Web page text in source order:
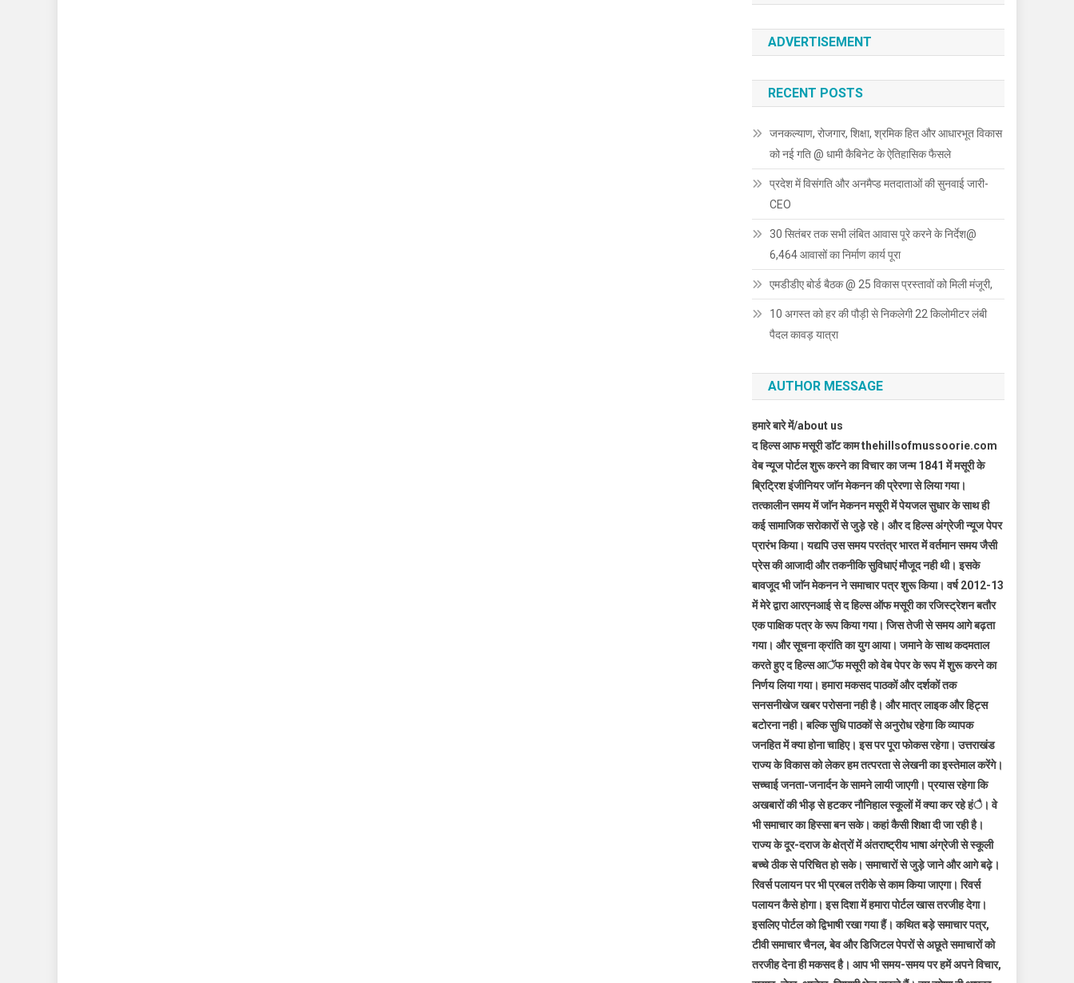
ADVERTISEMENT
RECENT POSTS
जनकल्याण, रोजगार, शिक्षा, श्रमिक हित और आधारभूत विकास
को नई गति @ धामी कैबिनेट के ऐतिहासिक फैसले
प्रदेश में विसंगति और अनमैप्ड मतदाताओं की सुनवाई जारी-
CEO
30 सितंबर तक सभी लंबित आवास पूरे करने के निर्देश@
6,464 आवासों का निर्माण कार्य पूरा
एमडीडीए बोर्ड बैठक @ 25 विकास प्रस्तावों को मिली मंजूरी,
10 अगस्त को हर की पौड़ी से निकलेगी 22 किलोमीटर लंबी
पैदल कावड़ यात्रा
AUTHOR MESSAGE
हमारे बारे में/about us
द हिल्स आफ मसूरी डाॅट काम thehillsofmussoorie.com
वेब न्यूज पोर्टल शुरू करने का विचार का जन्म 1841 में मसूरी के
ब्रिट्रिश इंजीनियर जाॅन मेकनन की प्रेरणा से लिया गया।
तत्कालीन समय में जाॅन मेकनन मसूरी में पेयजल सुधार के साथ ही
कई सामाजिक सरोकारों से जुड़े रहे। और द हिल्स अंग्रेजी न्यूज पेपर
प्रारंभ किया। यद्यपि उस समय परतंत्र भारत में वर्तमान समय जैसी
प्रेस की आजादी और तकनीकि सुविधाएं मौजूद नही थी। इसके
बावजूद भी जाॅन मेकनन ने समाचार पत्र शुरू किया। वर्ष 2012-13
में मेरे द्वारा आरएनआई से द हिल्स ऑफ मसूरी का रजिस्ट्रेशन बतौर
एक पाक्षिक पत्र के रूप किया गया। जिस तेजी से समय आगे बढ़ता
गया। और सूचना क्रांति का युग आया। जमाने के साथ कदमताल
करते हुए द हिल्स आॅफ मसूरी को वेब पेपर के रूप में शुरू करने का
निर्णय लिया गया। हमारा मकसद पाठकों और दर्शकों तक
सनसनीखेज खबर परोसना नही है। और मात्र लाइक और हिट्स
बटोरना नही। बल्कि सुधि पाठकों से अनुरोध रहेगा कि व्यापक
जनहित में क्या होना चाहिए। इस पर पूरा फोकस रहेगा। उत्तराखंड
राज्य के विकास को लेकर हम तत्परता से लेखनी का इस्तेमाल करेंगे।
सच्चाई जनता-जनार्दन के सामने लायी जाएगी। प्रयास रहेगा कि
अखबारों की भीड़ से हटकर नौनिहाल स्कूलों में क्या कर रहे हंै। वे
भी समाचार का हिस्सा बन सके। कहां कैसी शिक्षा दी जा रही है।
राज्य के दूर-दराज के क्षेत्रों में अंतराष्ट्रीय भाषा अंग्रेजी से स्कूली
बच्चे ठीक से परिचित हो सके। समाचारों से जुड़े जाने और आगे बढ़े।
रिवर्स पलायन पर भी प्रबल तरीके से काम किया जाएगा। रिवर्स
पलायन कैसे होगा। इस दिशा में हमारा पोर्टल खास तरजीह देगा।
इसलिए पोर्टल को द्विभाषी रखा गया हैं। कथित बड़े समाचार पत्र,
टीवी समाचार चैनल, बेव और डिजिटल पेपरों से अछूते समाचारों को
तरजीह देना ही मकसद है। आप भी समय-समय पर हमें अपने विचार,